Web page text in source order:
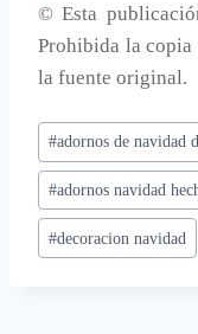
© Esta
Prohibida la
la fuente original.
Etiquetas
de
la
entrada:
#adornos de navidad
#adornos navidad
#decoracion navidad